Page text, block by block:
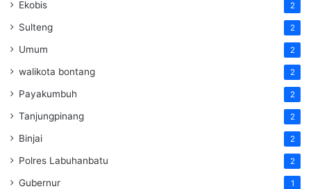
Ekobis 2
Sulteng 2
Umum 2
walikota bontang 2
Payakumbuh 2
Tanjungpinang 2
Binjai 2
Polres Labuhanbatu 2
Gubernur 1